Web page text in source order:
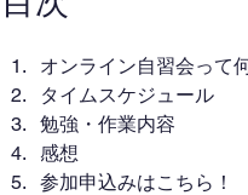
オンライン自習会って
タイムスケジュール
勉強・作業内容
感想
参加申込みはこちら！